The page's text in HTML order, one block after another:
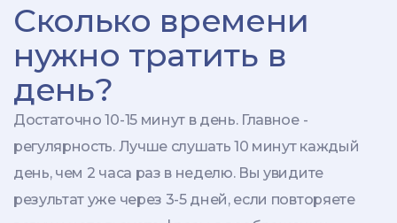
Сколько времени
нужно тратить в
день?
Достаточно 10-15 минут в день. Главное -
регулярность. Лучше слушать 10 минут каждый
день, чем 2 часа раз в неделю. Вы увидите
результат уже через 3-5 дней, если повторяете